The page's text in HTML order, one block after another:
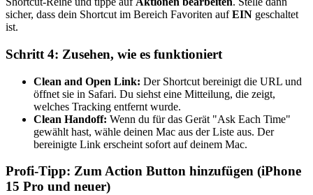
sicher, dass dein Shortcut im Bereich Favoriten aufEIN geschaltet
ist.
Schritt 4: Zusehen, wie es funktioniert
Clean and Open Link: Der Shortcut bereinigt die URL und
öffnet sie in Safari. Du siehst eine Mitteilung, die zeigt,
welches Tracking entfernt wurde.
Clean Handoff: Wenn du für das Gerät "Ask Each Time"
gewählt hast, wähle deinen Mac aus der Liste aus. Der
bereinigte Link erscheint sofort auf deinem Mac.
Profi-Tipp: Zum Action Button hinzufügen (iPhone
15 Pro und neuer)